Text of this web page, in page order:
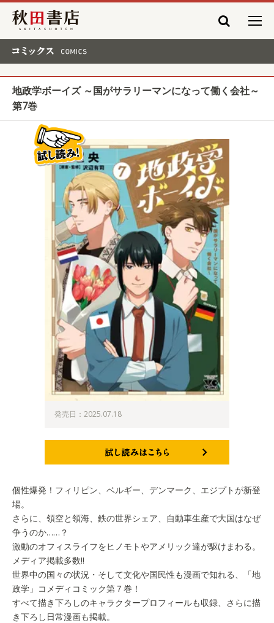
秋田書店
地政学ボーイズ ～国がサラリーマンになって働く会社～
第7巻
発売日：2025.07.18
個性爆発！フィリピン、ベルギー、デンマーク、エジプトが新登
場。
さらに、領空と領海、鉄の世界シェア、自動車生産で大国はなぜ
争うのか……？
激動のオフィスライフをヒノモトやアメリック達が駆けまわる。
メディア掲載多数!!
世界中の国々の状況・そして文化や国民性も漫画で知れる、「地
政学」コメディコミック第７巻！
すべて描き下ろしのキャラクタープロフィールも収録、さらに描
き下ろし日常漫画も掲載。